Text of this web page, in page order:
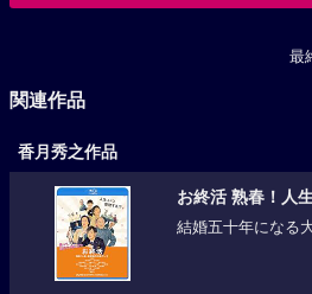
最
関連作品
香月秀之作品
お終活 熟春！人
結婚五十年になる